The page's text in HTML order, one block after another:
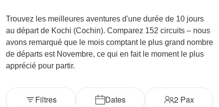
Trouvez les meilleures aventures d'une durée de 10 jours
au départ de Kochi (Cochin). Comparez 152 circuits – nous
avons remarqué que le mois comptant le plus grand nombre
de départs est Novembre, ce qui en fait le moment le plus
apprécié pour partir.
Dates 2Pax
Filtres